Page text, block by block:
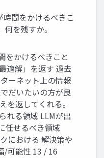
時間をかけるべきこ
を残すか。
をかけるべきこと
適解」を返す 過去
ーネット上の情報
だいたいの方が良
を返してくれる。
れる領域 LLMが出
任せるべき領域
における 解決策や
可能性 13 / 16